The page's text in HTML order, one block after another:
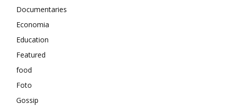
Documentaries
Economia
Education
Featured
food
Foto
Gossip